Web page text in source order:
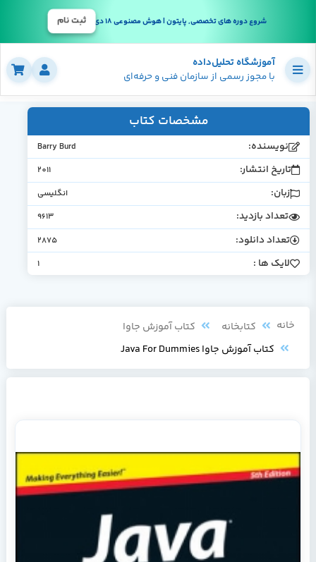
شروع دوره های تخصصی, پایتون | هوش مصنوعی 18 دی ثبت نام
آموزشگاه تحلیل‌داده
با مجوز رسمی از سازمان فنی و حرفه‌ای
مشخصات کتاب
نویسنده: Barry Burd
تاریخ انتشار: 2011
زبان: انگلیسی
تعداد بازدید: 9613
تعداد دانلود: 2875
لایک ها : 1
خانه کتابخانه
کتاب آموزش جاوا
کتاب آموزش جاوا Java For Dummies